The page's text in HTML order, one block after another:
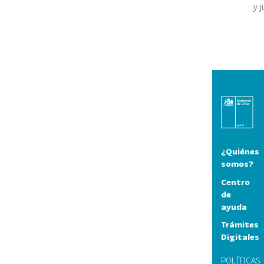
y
¿Quiénes
somos?
Centro
de
ayuda
Trámites
Digitales
POLÍTICAS